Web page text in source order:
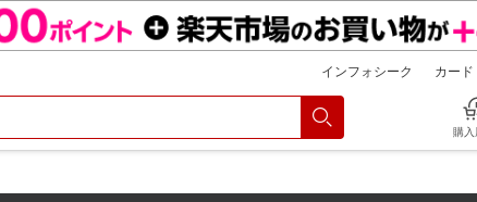
インフォシーク カード
購入